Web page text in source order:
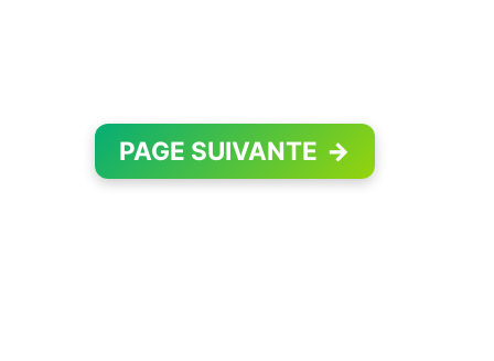
PAGE SUIVANTE →